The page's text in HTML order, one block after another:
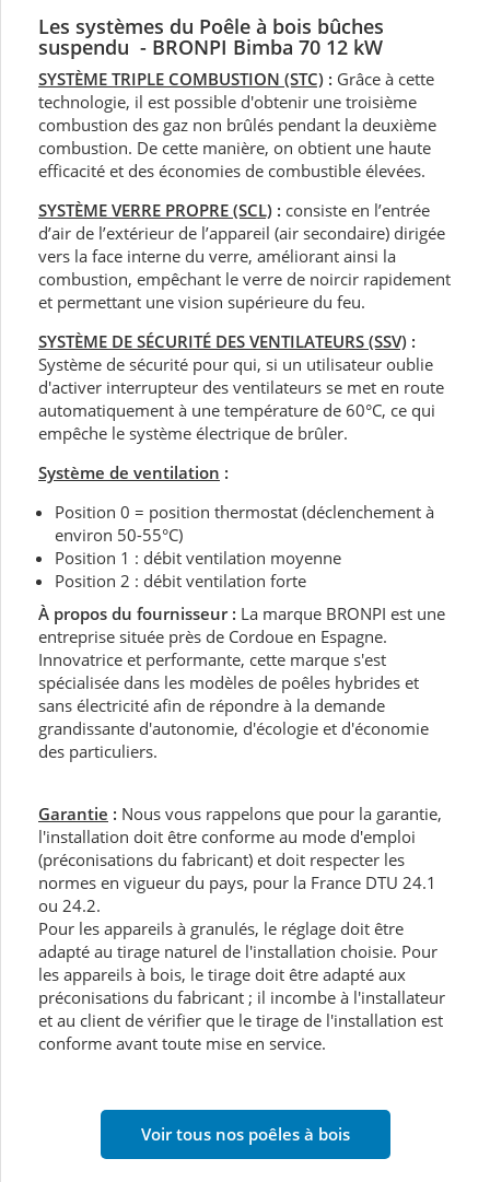
Les systèmes du Poêle à bois bûches
suspendu - BRONPI Bimba 70 12 kW
SYSTÈME TRIPLE COMBUSTION (STC) : Grâce à cette
technologie, il est possible d'obtenir une troisième
combustion des gaz non brûlés pendant la deuxième
combustion. De cette manière, on obtient une haute
efficacité et des économies de combustible élevées.
SYSTÈME VERRE PROPRE (SCL) : consiste en l’entrée
d’air de l’extérieur de l’appareil (air secondaire) dirigée
vers la face interne du verre, améliorant ainsi la
combustion, empêchant le verre de noircir rapidement
et permettant une vision supérieure du feu.
SYSTÈME DE SÉCURITÉ DES VENTILATEURS (SSV) :
Système de sécurité pour qui, si un utilisateur oublie
d'activer interrupteur des ventilateurs se met en route
automatiquement à une température de 60°C, ce qui
empêche le système électrique de brûler.
Système de ventilation :
Position 0 = position thermostat (déclenchement à
environ 50-55°C)
Position 1 : débit ventilation moyenne
Position 2 : débit ventilation forte
À propos du fournisseur : La marque BRONPI est une
entreprise située près de Cordoue en Espagne.
Innovatrice et performante, cette marque s'est
spécialisée dans les modèles de poêles hybrides et
sans électricité afin de répondre à la demande
grandissante d'autonomie, d'écologie et d'économie
des particuliers.
Garantie : Nous vous rappelons que pour la garantie,
l'installation doit être conforme au mode d'emploi
(préconisations du fabricant) et doit respecter les
normes en vigueur du pays, pour la France DTU 24.1
ou 24.2.
Pour les appareils à granulés, le réglage doit être
adapté au tirage naturel de l'installation choisie. Pour
les appareils à bois, le tirage doit être adapté aux
préconisations du fabricant ; il incombe à l'installateur
et au client de vérifier que le tirage de l'installation est
conforme avant toute mise en service.
Voir tous nos poêles à bois